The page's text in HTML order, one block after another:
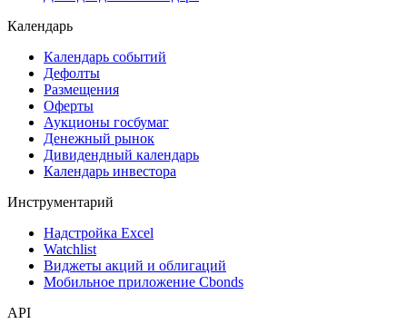
Календарь
Календарь событий
Дефолты
Размещения
Оферты
Аукционы госбумаг
Денежный рынок
Дивидендный календарь
Календарь инвестора
Инструментарий
Надстройка Excel
Watchlist
Виджеты акций и облигаций
Мобильное приложение Cbonds
API